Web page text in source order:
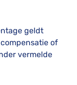
geldt
of
vermelde